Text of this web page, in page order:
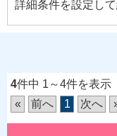
詳細条件を設定し
4件中 1～4件を表示
«
前へ 1 次へ